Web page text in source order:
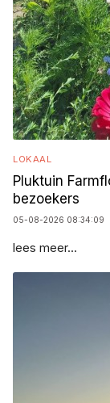
LOKAAL
Pluktuin
bezoekers
05-08-2026 08:34:09
lees meer...